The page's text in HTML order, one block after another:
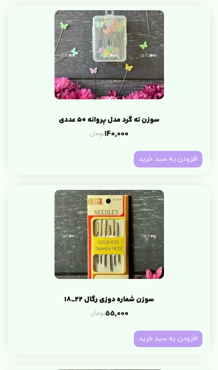
سوزن ته گرد مدل پروانه 50 عددی
140,000تومان
افزودن به سبد خرید
سوزن شماره دوزی رگال 22_18
55,000تومان
افزودن به سبد خرید